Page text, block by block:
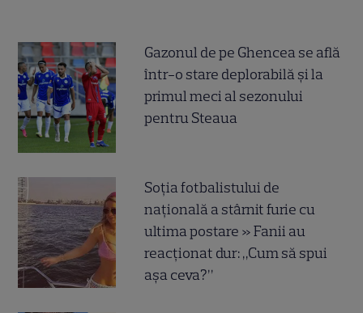
Gazonul de pe Ghencea se află
într-o stare deplorabilă și la
primul meci al sezonului
pentru Steaua
Soția fotbalistului de
națională a stârnit furie cu
ultima postare » Fanii au
reacționat dur: „Cum să spui
așa ceva?”